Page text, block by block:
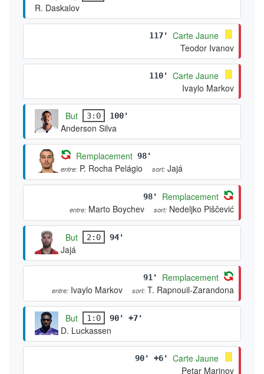
R. Daskalov
117'
Carte Jaune
Teodor Ivanov
110'
Carte Jaune
Ivaylo Markov
But 3:0 100'
Anderson Silva
Remplacement 98'
entre: P. Rocha Pelágio sort: Jajá
98' Remplacement
entre: Marto Boychev sort: Nedeljko Piščević
But 2:0 94'
Jajá
91' Remplacement
entre: Ivaylo Markov sort: T. Rapnouil-Zarandona
But 1:0 90' +7'
D. Luckassen
90' +6'
Carte Jaune
Petar Marinov